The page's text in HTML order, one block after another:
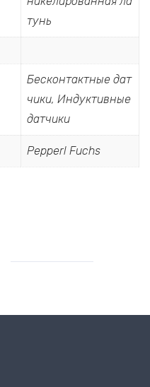
тунь
Бесконтактные дат
чики, Индуктивные
датчики
Pepperl Fuchs